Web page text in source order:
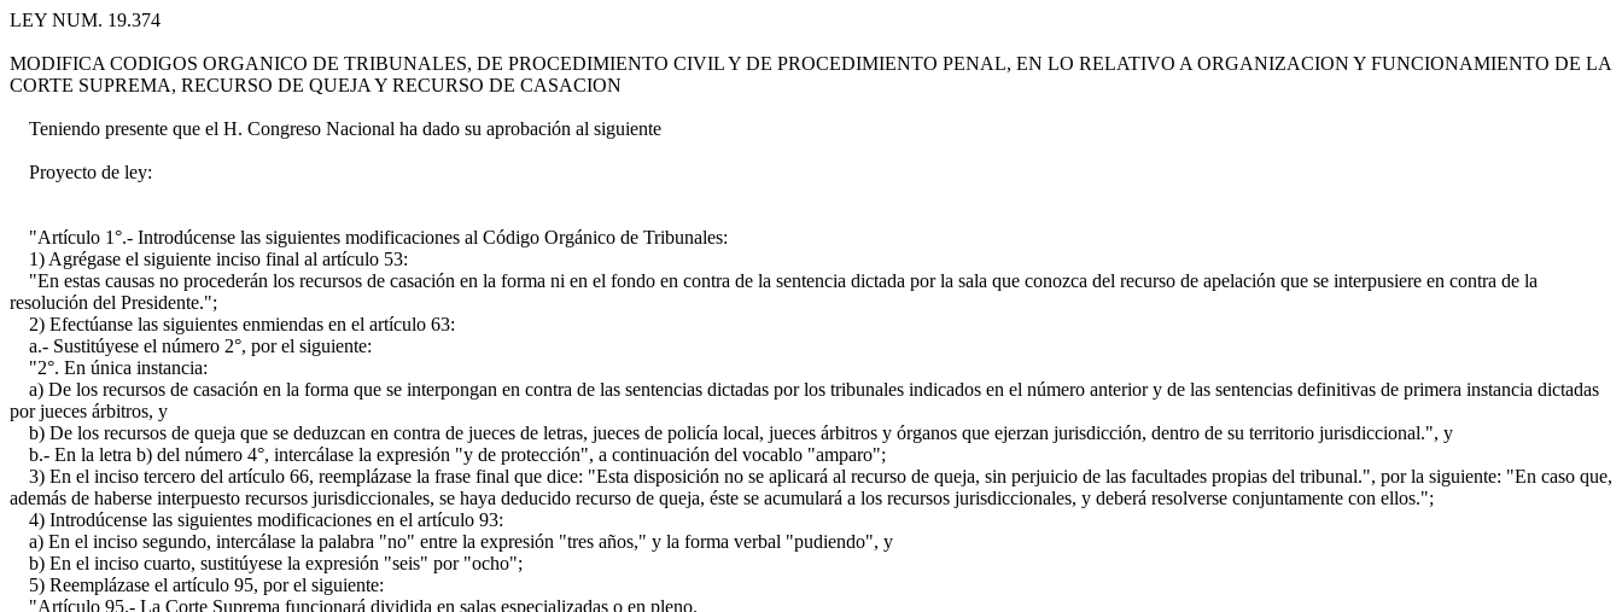
LEY NUM. 19.374
MODIFICA CODIGOS ORGANICO DE TRIBUNALES, DE PROCEDIMIENTO CIVIL Y DE PROCEDIMIENTO PENAL, EN LO RELATIVO A ORGANIZACION Y FUNCIONAMIENTO DE LA
CORTE SUPREMA, RECURSO DE QUEJA Y RECURSO DE CASACION
Teniendo presente que el H. Congreso Nacional ha dado su aprobación al siguiente
Proyecto de ley:
"Artículo 1°.- Introdúcense las siguientes modificaciones al Código Orgánico de Tribunales:
1) Agrégase el siguiente inciso final al artículo 53:
"En estas causas no procederán los recursos de casación en la forma ni en el fondo en contra de la sentencia dictada por la sala que conozca del recurso de apelación que se interpusiere en contra de la
resolución del Presidente.";
2) Efectúanse las siguientes enmiendas en el artículo 63:
a.- Sustitúyese el número 2°, por el siguiente:
"2°. En única instancia:
a) De los recursos de casación en la forma que se interpongan en contra de las sentencias dictadas por los tribunales indicados en el número anterior y de las sentencias definitivas de primera instancia dictadas
por jueces árbitros, y
b) De los recursos de queja que se deduzcan en contra de jueces de letras, jueces de policía local, jueces árbitros y órganos que ejerzan jurisdicción, dentro de su territorio jurisdiccional.", y
b.- En la letra b) del número 4°, intercálase la expresión "y de protección", a continuación del vocablo "amparo";
3) En el inciso tercero del artículo 66, reemplázase la frase final que dice: "Esta disposición no se aplicará al recurso de queja, sin perjuicio de las facultades propias del tribunal.", por la siguiente: "En caso que,
además de haberse interpuesto recursos jurisdiccionales, se haya deducido recurso de queja, éste se acumulará a los recursos jurisdiccionales, y deberá resolverse conjuntamente con ellos.";
4) Introdúcense las siguientes modificaciones en el artículo 93:
a) En el inciso segundo, intercálase la palabra "no" entre la expresión "tres años," y la forma verbal "pudiendo", y
b) En el inciso cuarto, sustitúyese la expresión "seis" por "ocho";
5) Reemplázase el artículo 95, por el siguiente:
"Artículo 95.- La Corte Suprema funcionará dividida en salas especializadas o en pleno.